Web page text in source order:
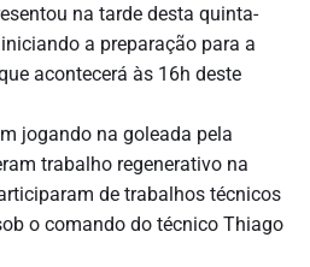
na tarde desta quinta-
a preparação para a
acontecerá às 16h deste
jogando na goleada pela
trabalho regenerativo na
de trabalhos técnicos
o comando do técnico Thiago